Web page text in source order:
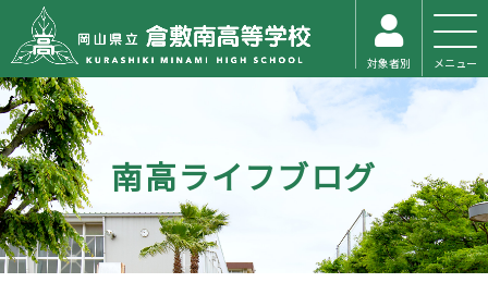
対象者別 メニュー
南高ライフブログ